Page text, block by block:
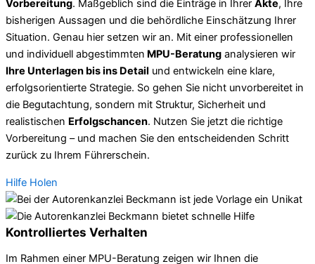
Vorbereitung. Maßgeblich sind die Einträge in Ihrer Akte, Ihre
bisherigen Aussagen und die behördliche Einschätzung Ihrer
Situation. Genau hier setzen wir an. Mit einer professionellen
und individuell abgestimmten MPU-Beratung analysieren wir
Ihre Unterlagen bis ins Detail und entwickeln eine klare,
erfolgsorientierte Strategie. So gehen Sie nicht unvorbereitet in
die Begutachtung, sondern mit Struktur, Sicherheit und
realistischen Erfolgschancen. Nutzen Sie jetzt die richtige
Vorbereitung – und machen Sie den entscheidenden Schritt
zurück zu Ihrem Führerschein.
Hilfe Holen
Kontrolliertes Verhalten
Im Rahmen einer MPU-Beratung zeigen wir Ihnen die